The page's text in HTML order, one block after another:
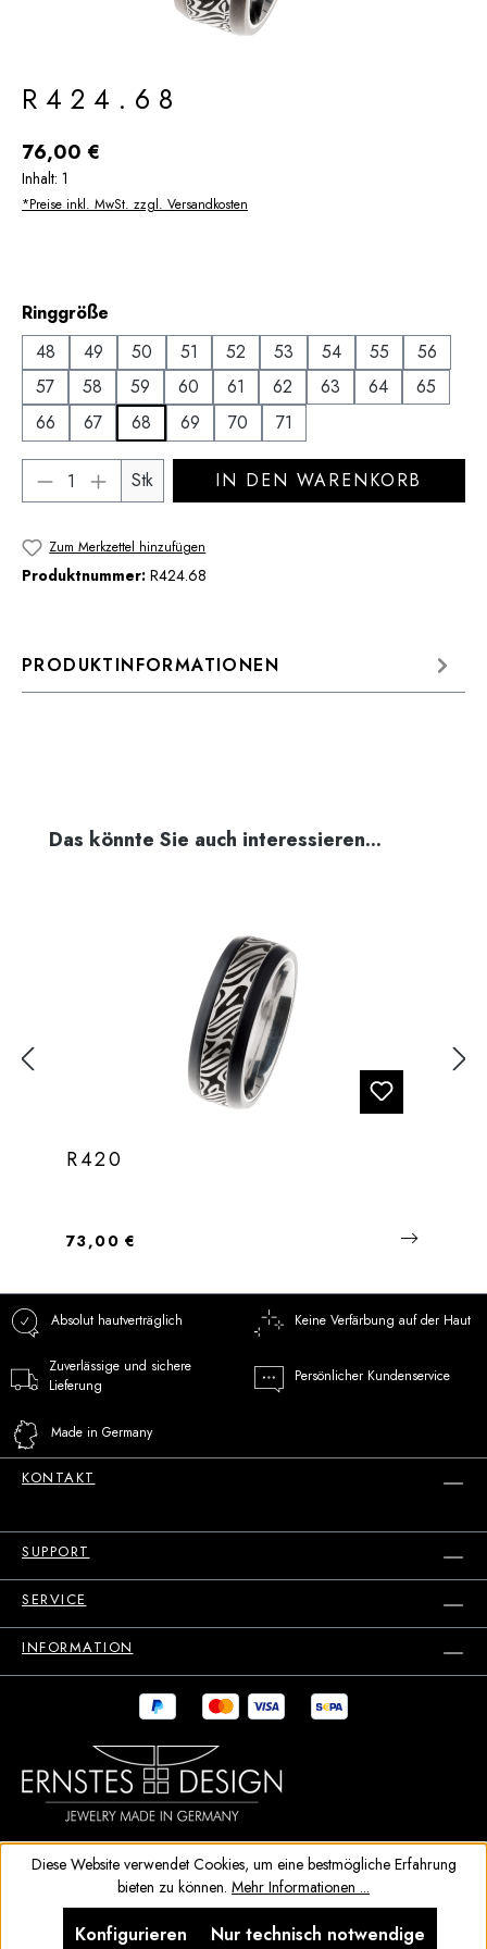
R424.68
Regulärer Preis:
76,00 €
Inhalt: 1
*Preise inkl. MwSt. zzgl. Versandkosten
Ringgröße
48
49 50 51 52 53 54 55
56
57
58 59 60 61 62 63 64
65
66
67 68 69 70 71
Produkt Anzahl: Gib den gewünschten
Stk IN DEN WARENKORB
Zum Merkzettel hinzufügen
Produktnummer: R424.68
PRODUKTINFORMATIONEN
Produktgalerie überspringen
Das könnte Sie auch interessieren...
R420
Regulärer Preis:
73,00 €
Absolut hautverträglich Keine Verfärbung auf der Haut
Zuverlässige und sichere
Lieferung
Persönlicher Kundenservice
Made in Germany
KONTAKT
SUPPORT
SERVICE
INFORMATION
Diese Website verwendet Cookies, um eine bestmögliche Erfahrung
bieten zu können. Mehr Informationen ...
Nur technisch notwendige
Konfigurieren